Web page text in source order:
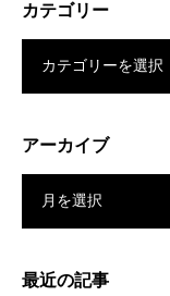
カテゴリー
カテゴリーを選択
アーカイブ
月を選択
最近の記事